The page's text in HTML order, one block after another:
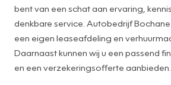
bent van een schat aan ervaring,
denkbare service. Autobedrijf
een eigen leaseafdeling en
Daarnaast kunnen wij u een passend
en een verzekeringsofferte aanbieden.